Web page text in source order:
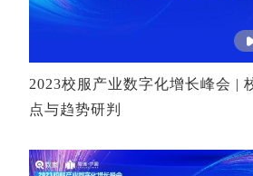
2023校服产业数字化增长峰会 |
点与趋势研判